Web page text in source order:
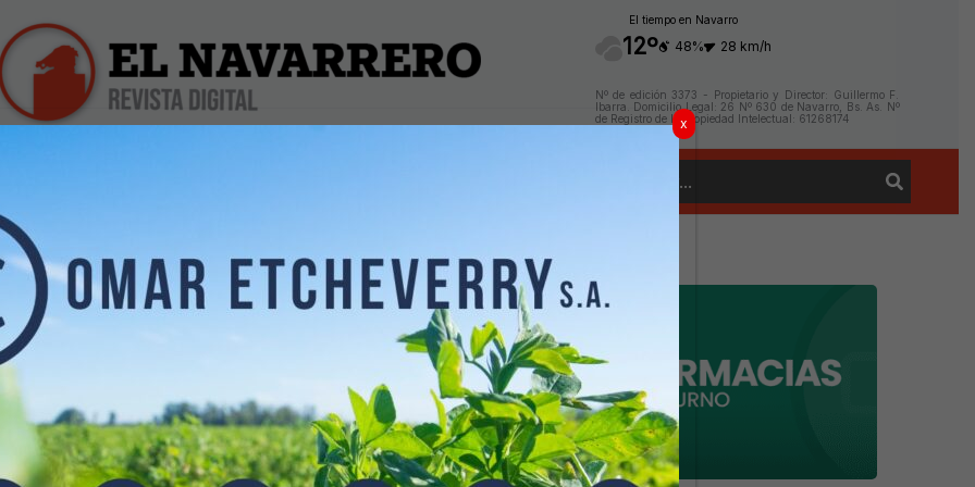
El tiempo en Navarro
12º 48% 28 km/h
Nº de edición 3373 - Propietario y Director: Guillermo F.
Ibarra. Domicilio Legal: 26 Nº 630 de Navarro, Bs. As. Nº
de Registro de la Propiedad Intelectual: 61268174
x